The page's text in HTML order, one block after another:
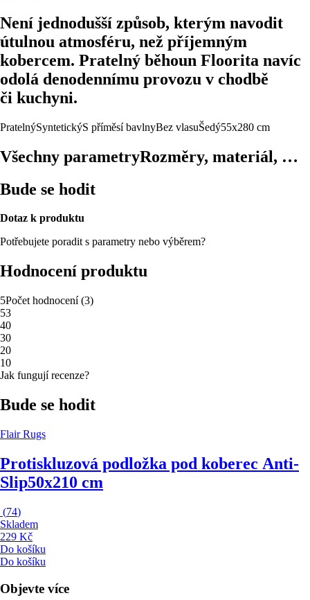
Není jednodušší způsob, kterým navodit
útulnou atmosféru, než příjemným
kobercem. Pratelný běhoun Floorita navíc
odolá denodennímu provozu v chodbě
či kuchyni.
PratelnýSyntetickýS příměsí bavlnyBez vlasuŠedý55x280 cm
Všechny parametryRozměry, materiál, …
Bude se hodit
Dotaz k produktu
Potřebujete poradit s parametry nebo výběrem?
Hodnocení produktu
5Počet hodnocení(3)
53
40
30
20
10
Jak fungují recenze?
Bude se hodit
Flair Rugs
Protiskluzová podložka pod koberec Anti-
Slip50x210 cm
(74)
Skladem
229 Kč
Do košíku
Do košíku
Objevte více